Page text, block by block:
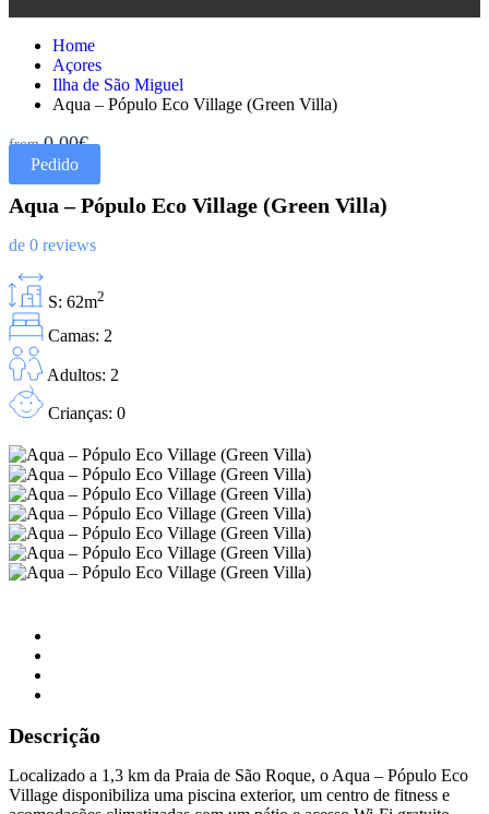
Home
Açores
Ilha de São Miguel
Aqua – Pópulo Eco Village (Green Villa)
from0,00€
Pedido
Aqua – Pópulo Eco Village (Green Villa)
de 0 reviews
S: 62m2
Camas: 2
Adultos: 2
Crianças: 0
Descrição
Localizado a 1,3 km da Praia de São Roque, o Aqua – Pópulo Eco
Village disponibiliza uma piscina exterior, um centro de fitness e